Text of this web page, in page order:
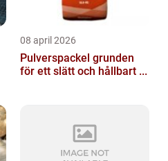
08 april 2026
Pulverspackel grunden
för ett slätt och hållbart ...